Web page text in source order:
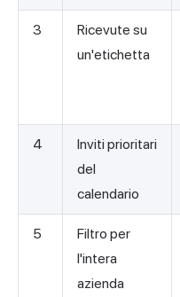
3
Ricevute su
un'etichetta
4
Inviti prioritari
del
calendario
5
Filtro per
l'intera
azienda